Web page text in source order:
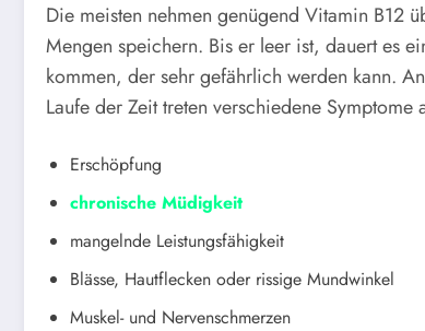
Die meisten nehmen genügend Vitamin B12
Mengen speichern. Bis er leer ist, dauert es
kommen, der sehr gefährlich werden kann.
Laufe der Zeit treten verschiedene Symptome
Erschöpfung
chronische Müdigkeit
mangelnde Leistungsfähigkeit
Blässe, Hautflecken oder rissige Mundwinkel
Muskel- und Nervenschmerzen